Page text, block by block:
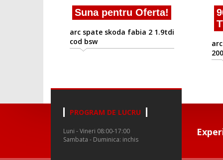
Suna pentru Oferta!
arc spate skoda fabia 2 1.9tdi
cod bsw
PROGRAM DE LUCRU
Luni - Vineri 08:00-17:00
Sambata - Duminica: inchis